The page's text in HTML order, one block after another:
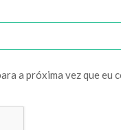
a próxima vez que eu